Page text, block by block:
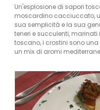
Un'esplosione di sapori
moscardino cacciuccato,
sua semplicità e la sua
teneri e succulenti,
toscano, i crostini sono
un mix di aromi